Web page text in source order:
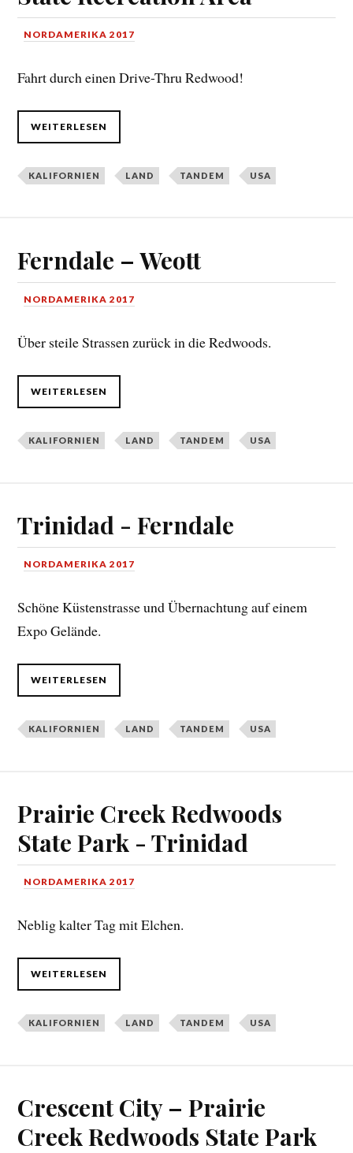
NORDAMERIKA 2017
Fahrt durch einen Drive-Thru Redwood!
WEITERLESEN
KALIFORNIEN LAND TANDEM USA
Ferndale – Weott
NORDAMERIKA 2017
Über steile Strassen zurück in die Redwoods.
WEITERLESEN
KALIFORNIEN LAND TANDEM USA
Trinidad - Ferndale
NORDAMERIKA 2017
Schöne Küstenstrasse und Übernachtung auf einem
Expo Gelände.
WEITERLESEN
KALIFORNIEN LAND TANDEM USA
Prairie Creek Redwoods
State Park - Trinidad
NORDAMERIKA 2017
Neblig kalter Tag mit Elchen.
WEITERLESEN
KALIFORNIEN LAND TANDEM USA
Crescent City – Prairie
Creek Redwoods State Park